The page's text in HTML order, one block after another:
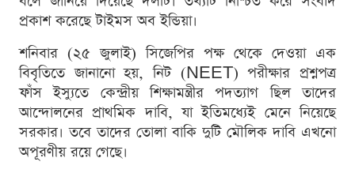
প্রকাশ করেছে টাইমস অব ইন্ডিয়া।
শনিবার (২৫ জুলাই) সিজেপির পক্ষ থেকে দেওয়া এক
বিবৃতিতে জানানো হয়, নিট (NEET) পরীক্ষার প্রশ্নপত্র
ফাঁস ইস্যুতে কেন্দ্রীয় শিক্ষামন্ত্রীর পদত্যাগ ছিল তাদের
আন্দোলনের প্রাথমিক দাবি, যা ইতিমধ্যেই মেনে নিয়েছে
সরকার। তবে তাদের তোলা বাকি দুটি মৌলিক দাবি এখনো
অপূরণীয় রয়ে গেছে।